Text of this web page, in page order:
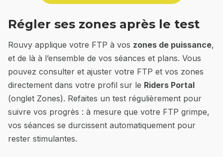
Régler ses zones après le test
Rouvy applique votre FTP à vos zones de puissance,
et de là à l’ensemble de vos séances et plans. Vous
pouvez consulter et ajuster votre FTP et vos zones
directement dans votre profil sur le Riders Portal
(onglet Zones). Refaites un test régulièrement pour
suivre vos progrès : à mesure que votre FTP grimpe,
vos séances se durcissent automatiquement pour
rester stimulantes.